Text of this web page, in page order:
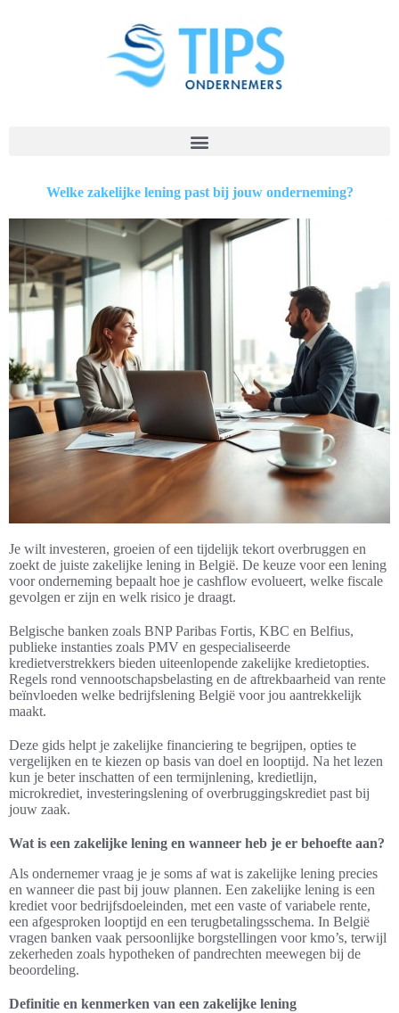
Welke zakelijke lening past bij jouw onderneming?
Je wilt investeren, groeien of een tijdelijk tekort overbruggen en
zoekt de juiste zakelijke lening in België. De keuze voor een lening
voor onderneming bepaalt hoe je cashflow evolueert, welke fiscale
gevolgen er zijn en welk risico je draagt.
Belgische banken zoals BNP Paribas Fortis, KBC en Belfius,
publieke instanties zoals PMV en gespecialiseerde
kredietverstrekkers bieden uiteenlopende zakelijke kredietopties.
Regels rond vennootschapsbelasting en de aftrekbaarheid van rente
beïnvloeden welke bedrijfslening België voor jou aantrekkelijk
maakt.
Deze gids helpt je zakelijke financiering te begrijpen, opties te
vergelijken en te kiezen op basis van doel en looptijd. Na het lezen
kun je beter inschatten of een termijnlening, kredietlijn,
microkrediet, investeringslening of overbruggingskrediet past bij
jouw zaak.
Wat is een zakelijke lening en wanneer heb je er behoefte aan?
Als ondernemer vraag je je soms af wat is zakelijke lening precies
en wanneer die past bij jouw plannen. Een zakelijke lening is een
krediet voor bedrijfsdoeleinden, met een vaste of variabele rente,
een afgesproken looptijd en een terugbetalingsschema. In België
vragen banken vaak persoonlijke borgstellingen voor kmo’s, terwijl
zekerheden zoals hypotheken of pandrechten meewegen bij de
beoordeling.
Definitie en kenmerken van een zakelijke lening